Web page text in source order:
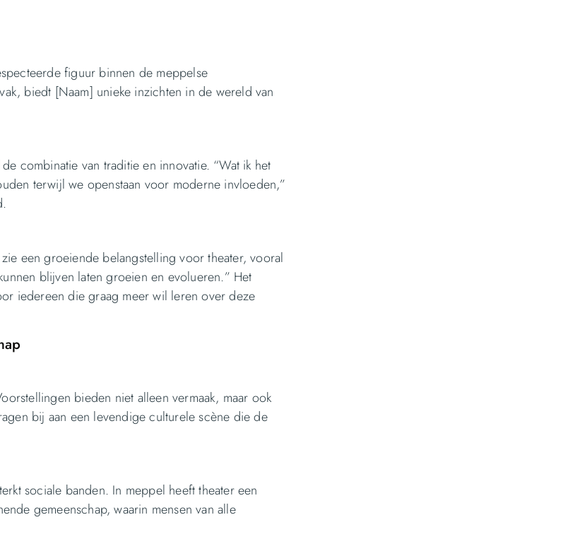
figuur binnen de meppelse
biedt [Naam] unieke inzichten in de wereld van
combinatie van traditie en innovatie. “Wat ik het
terwijl we openstaan voor moderne invloeden,”
een groeiende belangstelling voor theater, vooral
blijven laten groeien en evolueren.” Het
iedereen die graag meer wil leren over deze
bieden niet alleen vermaak, maar ook
bij aan een levendige culturele scène die de
sociale banden. In meppel heeft theater een
gemeenschap, waarin mensen van alle